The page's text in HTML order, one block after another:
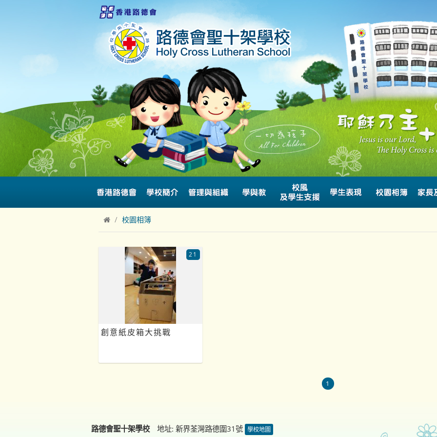
校園相簿
創意紙皮箱大挑戰
21
1
路德會聖十架學校 地址: 新界荃灣路德圍31號 學校地圖